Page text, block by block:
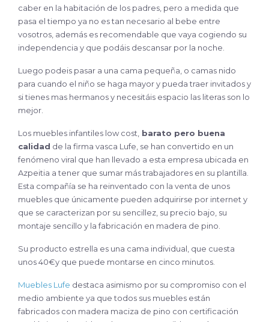
caber en la habitación de los padres, pero a medida que
pasa el tiempo ya no es tan necesario al bebe entre
vosotros, además es recomendable que vaya cogiendo su
independencia y que podáis descansar por la noche.
Luego podeis pasar a una cama pequeña, o camas nido
para cuando el niño se haga mayor y pueda traer invitados y
si tienes mas hermanos y necesitáis espacio las literas son lo
mejor.
Los muebles infantiles low cost, barato pero buena
calidad de la firma vasca Lufe, se han convertido en un
fenómeno viral que han llevado a esta empresa ubicada en
Azpeitia a tener que sumar más trabajadores en su plantilla.
Esta compañía se ha reinventado con la venta de unos
muebles que únicamente pueden adquirirse por internet y
que se caracterizan por su sencillez, su precio bajo, su
montaje sencillo y la fabricación en madera de pino.
Su producto estrella es una cama individual, que cuesta
unos 40€y que puede montarse en cinco minutos.
Muebles Lufe destaca asimismo por su compromiso con el
medio ambiente ya que todos sus muebles están
fabricados con madera maciza de pino con certificación